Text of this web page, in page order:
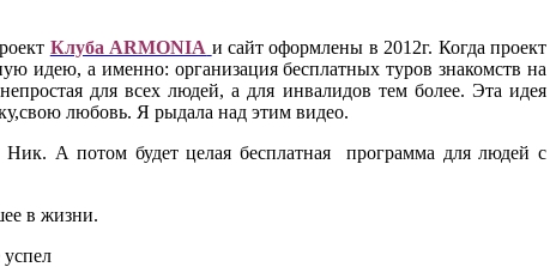
Клуба ARMONIA и сайт оформлены в 2012г. Когда проект
идею, а именно: организация бесплатных туров знакомств на
для всех людей, а для инвалидов тем более. Эта идея
любовь. Я рыдала над этим видео.
А потом будет целая бесплатная программа для людей с
в жизни.